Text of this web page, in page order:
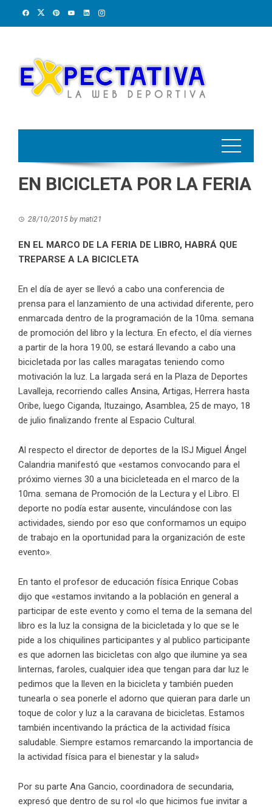
EN BICICLETA POR LA FERIA
28/10/2015 by mati21
EN EL MARCO DE LA FERIA DE LIBRO, HABRÁ QUE
TREPARSE A LA BICICLETA
En el día de ayer se llevó a cabo una conferencia de
prensa para el lanzamiento de una actividad diferente, pero
enmarcada dentro de la programación de la 10ma. semana
de promoción del libro y la lectura. En efecto, el día viernes
a partir de la hora 19.00, se estará llevando a cabo una
bicicletada por las calles maragatas teniendo como
motivación la luz. La largada será en la Plaza de Deportes
Lavalleja, recorriendo calles Ansina, Artigas, Herrera hasta
Oribe, luego Ciganda, Ituzaingo, Asamblea, 25 de mayo, 18
de julio finalizando frente al Espacio Cultural.
Al respecto el director de deportes de la ISJ Miguel Ángel
Calandria manifestó que «estamos convocando para el
próximo viernes 30 a una bicicleteada en el marco de la
10ma. semana de Promoción de la Lectura y el Libro. El
deporte no podía estar ausente, vinculándose con las
actividades, siendo por eso que conformamos un equipo
de trabajo en la oportunidad para la organización de este
evento».
En tanto el profesor de educación física Enrique Cobas
dijo que «estamos invitando a la población en general a
participar de este evento y como el tema de la semana del
libro es la luz la consigna de la bicicletada y lo que se le
pide a los chiquilines participantes y al publico participante
es que adornen las bicicletas con algo que ilumine ya sea
linternas, faroles, cualquier idea que tengan para dar luz le
pedimos que la lleven en la bicicleta y también pueden
tunearla o sea ponerle el adorno que quieran para darle un
toque de color y luz a la caravana de bicicletas. Estamos
también incentivando la práctica de la actividad física
saludable. Siempre estamos remarcando la importancia de
la actividad física para el bienestar y la salud»
Por su parte Ana Gancio, coordinadora de secundaria,
expresó que dentro de su rol «lo que hicimos fue invitar a